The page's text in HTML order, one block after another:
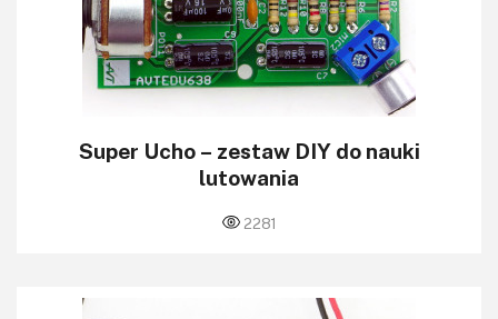
Super Ucho – zestaw DIY do nauki
lutowania
2281